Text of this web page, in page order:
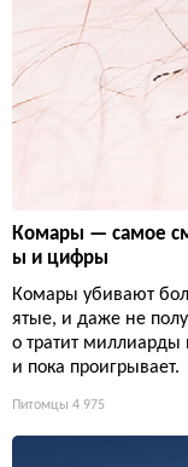
Комары — самое
ы и цифры
Комары убивают
ятые, и даже не
о тратит
и пока проигрывает.
Питомцы 4 975